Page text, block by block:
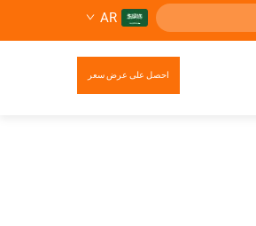
AR
احصل على عرض سعر